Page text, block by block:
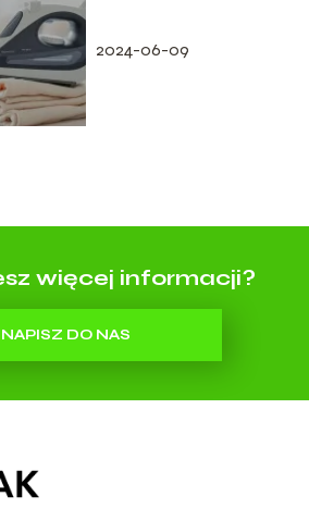
2024-06-09
więcej informacji?
NAPISZ DO NAS